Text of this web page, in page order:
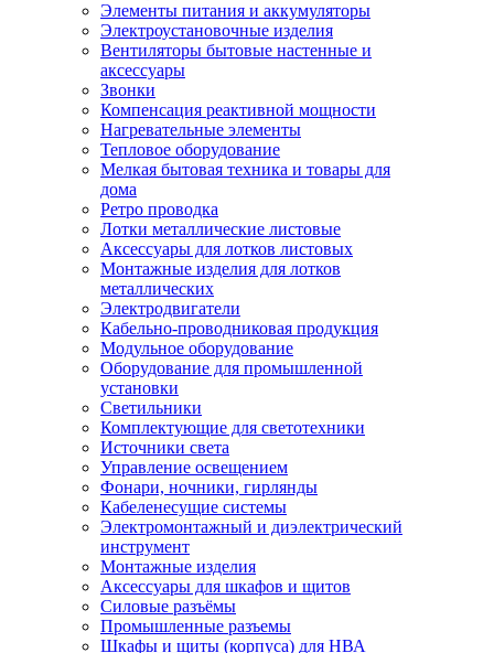
Элементы питания и аккумуляторы
Электроустановочные изделия
Вентиляторы бытовые настенные и
аксессуары
Звонки
Компенсация реактивной мощности
Нагревательные элементы
Тепловое оборудование
Мелкая бытовая техника и товары для
дома
Ретро проводка
Лотки металлические листовые
Аксессуары для лотков листовых
Монтажные изделия для лотков
металлических
Электродвигатели
Кабельно-проводниковая продукция
Модульное оборудование
Оборудование для промышленной
установки
Светильники
Комплектующие для светотехники
Источники света
Управление освещением
Фонари, ночники, гирлянды
Кабеленесущие системы
Электромонтажный и диэлектрический
инструмент
Монтажные изделия
Аксессуары для шкафов и щитов
Силовые разъёмы
Промышленные разъемы
Шкафы и щиты (корпуса) для НВА